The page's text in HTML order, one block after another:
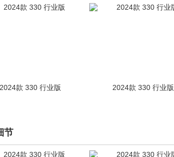
2024款 330 行业版 2024款 330 行业版
节